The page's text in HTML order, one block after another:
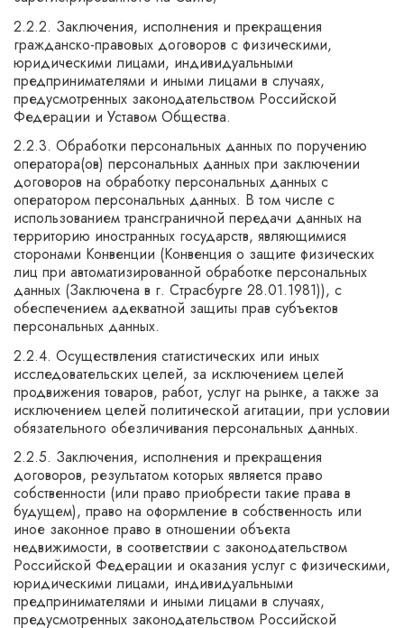
2.2.2. Заключения, исполнения и прекращения
гражданско-правовых договоров с физическими,
юридическими лицами, индивидуальными
предпринимателями и иными лицами в случаях,
предусмотренных законодательством Российской
Федерации и Уставом Общества.
2.2.3. Обработки персональных данных по поручению
оператора(ов) персональных данных при заключении
договоров на обработку персональных данных с
оператором персональных данных. В том числе с
использованием трансграничной передачи данных на
территорию иностранных государств, являющимися
сторонами Конвенции (Конвенция о защите физических
лиц при автоматизированной обработке персональных
данных (Заключена в г. Страсбурге 28.01.1981)), с
обеспечением адекватной защиты прав субъектов
персональных данных.
2.2.4. Осуществления статистических или иных
исследовательских целей, за исключением целей
продвижения товаров, работ, услуг на рынке, а также за
исключением целей политической агитации, при условии
обязательного обезличивания персональных данных.
2.2.5. Заключения, исполнения и прекращения
договоров, результатом которых является право
собственности (или право приобрести такие права в
будущем), право на оформление в собственность или
иное законное право в отношении объекта
недвижимости, в соответствии с законодательством
Российской Федерации и оказания услуг с физическими,
юридическими лицами, индивидуальными
предпринимателями и иными лицами в случаях,
предусмотренных законодательством Российской